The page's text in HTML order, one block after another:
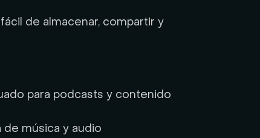
de almacenar, compartir y
para podcasts y contenido
de música y audio